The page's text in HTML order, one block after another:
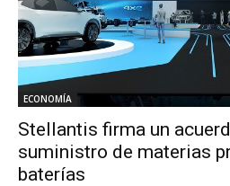
ECONOMÍA
Stellantis firma un
suministro de materias
baterías